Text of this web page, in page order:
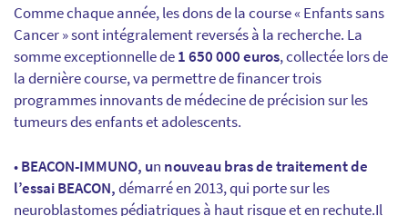
Comme chaque année, les dons de la course « Enfants sans
Cancer » sont intégralement reversés à la recherche. La
somme exceptionnelle de1 650 000 euros, collectée lors de
la dernière course, va permettre de financer trois
programmes innovants de médecine de précision sur les
tumeurs des enfants et adolescents.
•BEACON-IMMUNO, un nouveau bras de traitement de
l’essai BEACON,démarré en 2013, qui porte sur les
neuroblastomes pédiatriques à haut risque et en rechute.Il